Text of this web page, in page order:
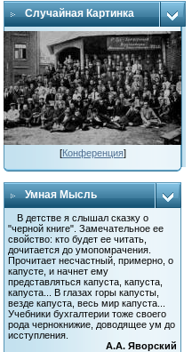
Случайная Картинка
[Конференция]
Умная Мысль
В детстве я слышал сказку о
"черной книге". Замечательное ее
свойство: кто будет ее читать,
дочитается до умопомрачения.
Прочитает несчастный, примерно, о
капусте, и начнет ему
представляться капуста, капуста,
капуста... В глазах горы капусты,
везде капуста, весь мир капуста...
Учебники бухгалтерии тоже своего
рода чернокнижие, доводящее ум до
исступления.
А.А. Яворский